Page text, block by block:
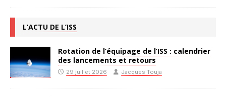
L’ACTU DE L’ISS
Rotation de l’équipage de l’ISS : calendrier
des lancements et retours
29 juillet 2026 Jacques Touja